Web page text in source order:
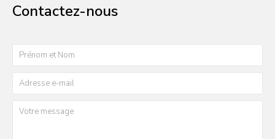
Contactez-nous